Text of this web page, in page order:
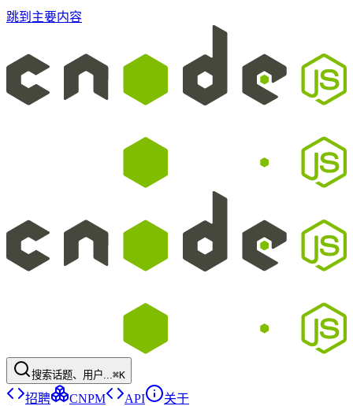
跳到主要内容
搜索话题、用户...⌘K
招聘 CNPM API
关于